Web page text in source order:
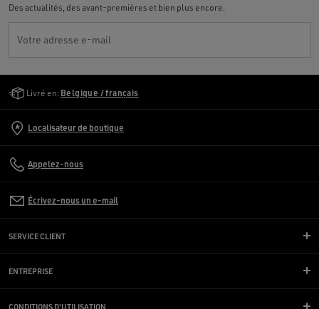
Des actualités, des avant-premières et bien plus encore.
Votre adresse e-mail
Livré en: Belgique / français
Localisateur de boutique
Appelez-nous
Écrivez-nous un e-mail
SERVICE CLIENT
ENTREPRISE
CONDITIONS D'UTILISATION